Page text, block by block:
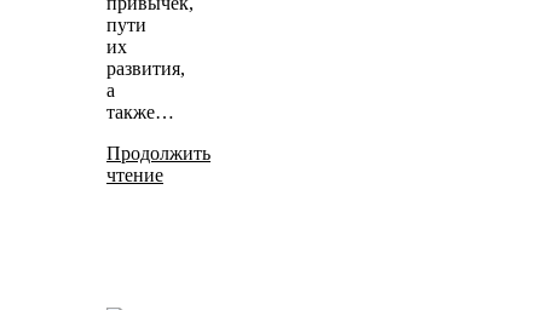
пути
их
развития,
а
также…
Продолжить
чтение